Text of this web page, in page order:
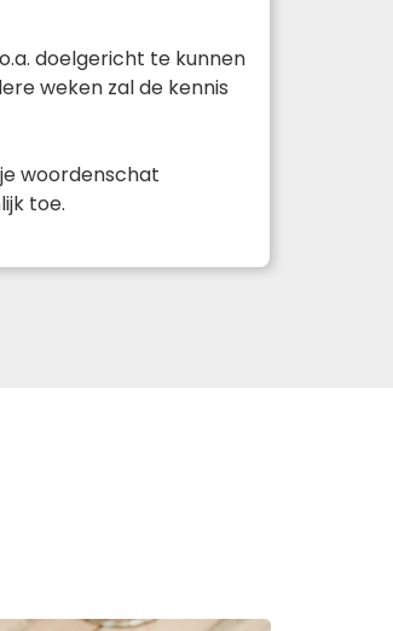
doelgericht te kunnen
weken zal de kennis
woordenschat
toe.